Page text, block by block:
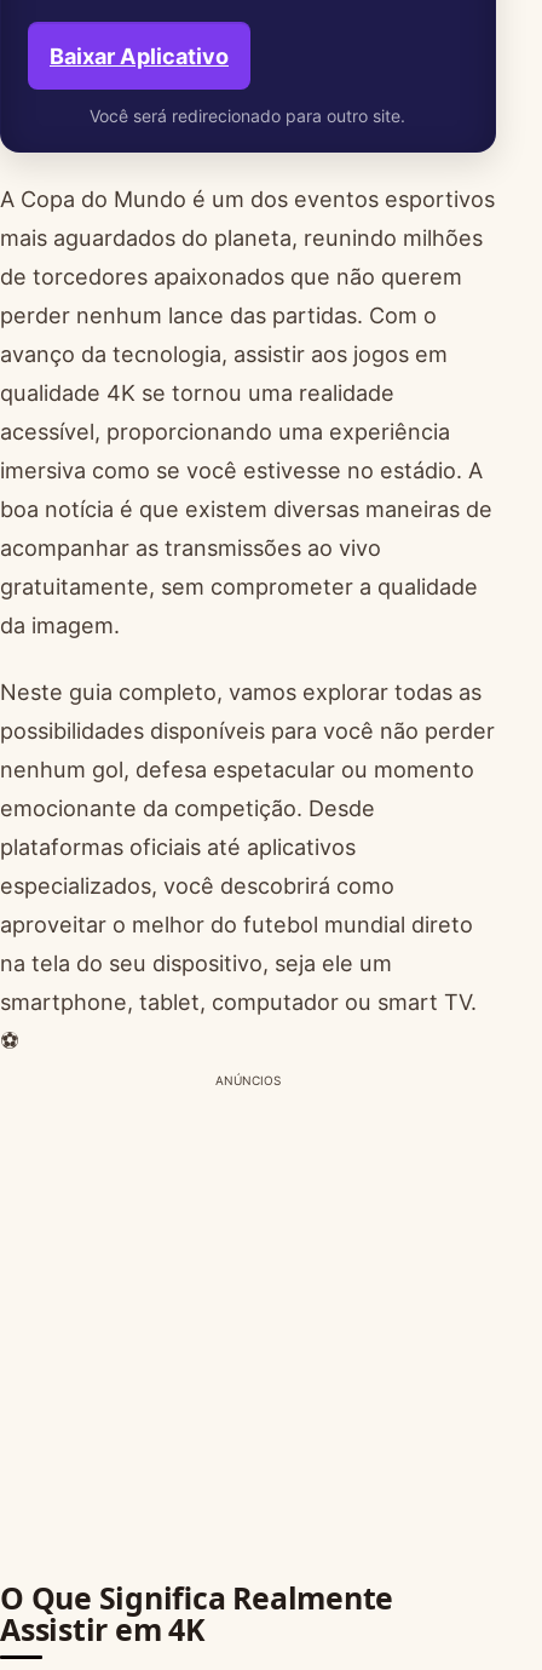
Baixar Aplicativo
Você será redirecionado para outro site.
A Copa do Mundo é um dos eventos esportivos
mais aguardados do planeta, reunindo milhões
de torcedores apaixonados que não querem
perder nenhum lance das partidas. Com o
avanço da tecnologia, assistir aos jogos em
qualidade 4K se tornou uma realidade
acessível, proporcionando uma experiência
imersiva como se você estivesse no estádio. A
boa notícia é que existem diversas maneiras de
acompanhar as transmissões ao vivo
gratuitamente, sem comprometer a qualidade
da imagem.
Neste guia completo, vamos explorar todas as
possibilidades disponíveis para você não perder
nenhum gol, defesa espetacular ou momento
emocionante da competição. Desde
plataformas oficiais até aplicativos
especializados, você descobrirá como
aproveitar o melhor do futebol mundial direto
na tela do seu dispositivo, seja ele um
smartphone, tablet, computador ou smart TV.
⚽
ANÚNCIOS
O Que Significa Realmente
Assistir em 4K